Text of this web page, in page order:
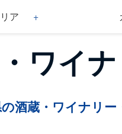
ア
ワイ
酒蔵・ワイナリー